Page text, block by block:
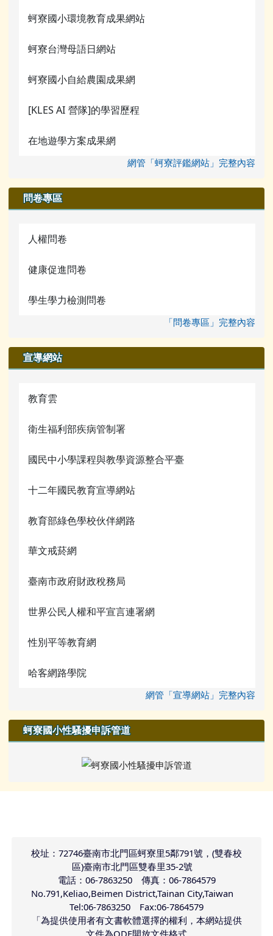
蚵寮國小環境教育成果網站
蚵寮台灣母語日網站
蚵寮國小自給農園成果網
[KLES AI 營隊]的學習歷程
在地遊學方案成果網
網管「蚵寮評鑑網站」完整內容
問卷專區
人權問卷
健康促進問卷
學生學力檢測問卷
「問卷專區」完整內容
宣導網站
教育雲
衛生福利部疾病管制署
國民中小學課程與教學資源整合平臺
十二年國民教育宣導網站
教育部綠色學校伙伴網路
華文戒菸網
臺南市政府財政稅務局
世界公民人權和平宣言連署網
性別平等教育網
哈客網路學院
網管「宣導網站」完整內容
蚵寮國小性騷擾申訴管道
校址：72746臺南市北門區蚵寮里5鄰791號，(雙春校
區)臺南市北門區雙春里35-2號
電話：06-7863250 傳真：06-7864579
No.791,Keliao,Beimen District,Tainan City,Taiwan
Tel:06-7863250 Fax:06-7864579
「為提供使用者有文書軟體選擇的權利，本網站提供